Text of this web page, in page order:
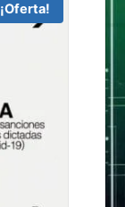
¡Oferta!